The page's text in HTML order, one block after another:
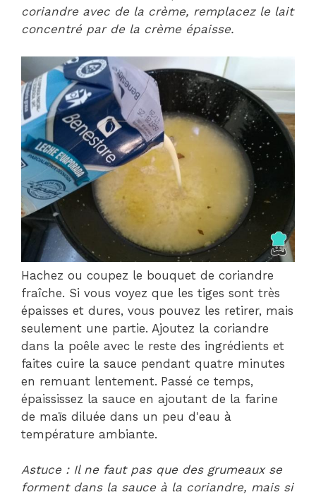
coriandre avec de la crème, remplacez le lait
concentré par de la crème épaisse.
Hachez ou coupez le bouquet de coriandre
fraîche. Si vous voyez que les tiges sont très
épaisses et dures, vous pouvez les retirer, mais
seulement une partie. Ajoutez la coriandre
dans la poêle avec le reste des ingrédients et
faites cuire la sauce pendant quatre minutes
en remuant lentement. Passé ce temps,
épaississez la sauce en ajoutant de la farine
de maïs diluée dans un peu d'eau à
température ambiante.
Astuce : Il ne faut pas que des grumeaux se
forment dans la sauce à la coriandre, mais si